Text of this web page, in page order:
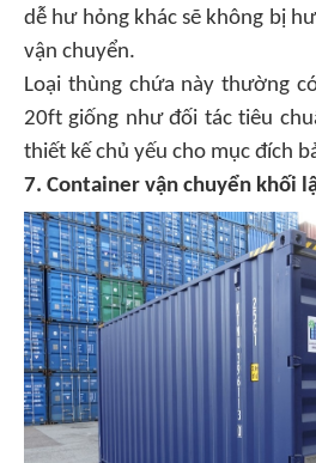
dễ hư hỏng khác sẽ không bị
vận chuyển.
Loại thùng chứa này thường
20ft giống như đối tác tiêu
thiết kế chủ yếu cho mục đích
7. Container vận chuyển khối